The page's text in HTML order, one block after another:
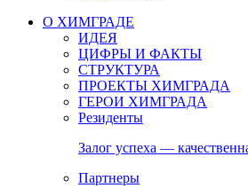
О ХИМГРАДЕ
ИДЕЯ
ЦИФРЫ И ФАКТЫ
СТРУКТУРА
ПРОЕКТЫ ХИМГРАДА
ГЕРОИ ХИМГРАДА
Резиденты
Залог успеха —
Партнеры